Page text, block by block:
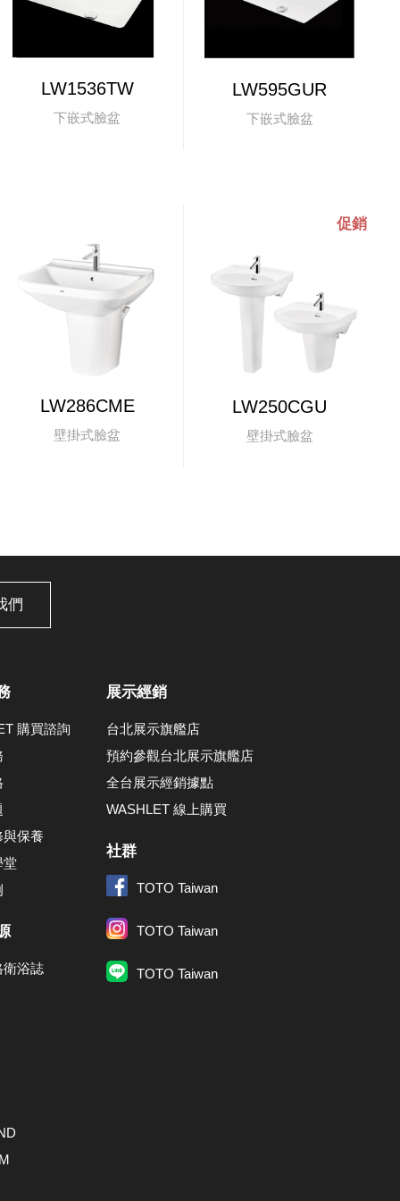
LW1536TW
下嵌式臉盆
LW595GUR
下嵌式臉盆
LW286CME
壁掛式臉盆
LW250CGU
壁掛式臉盆
們
購買諮詢
保養
堂
衛浴誌
展示經銷
台北展示旗艦店
預約參觀台北展示旗艦店
全台展示經銷據點
WASHLET 線上購買
社群
TOTO Taiwan
TOTO Taiwan
TOTO Taiwan